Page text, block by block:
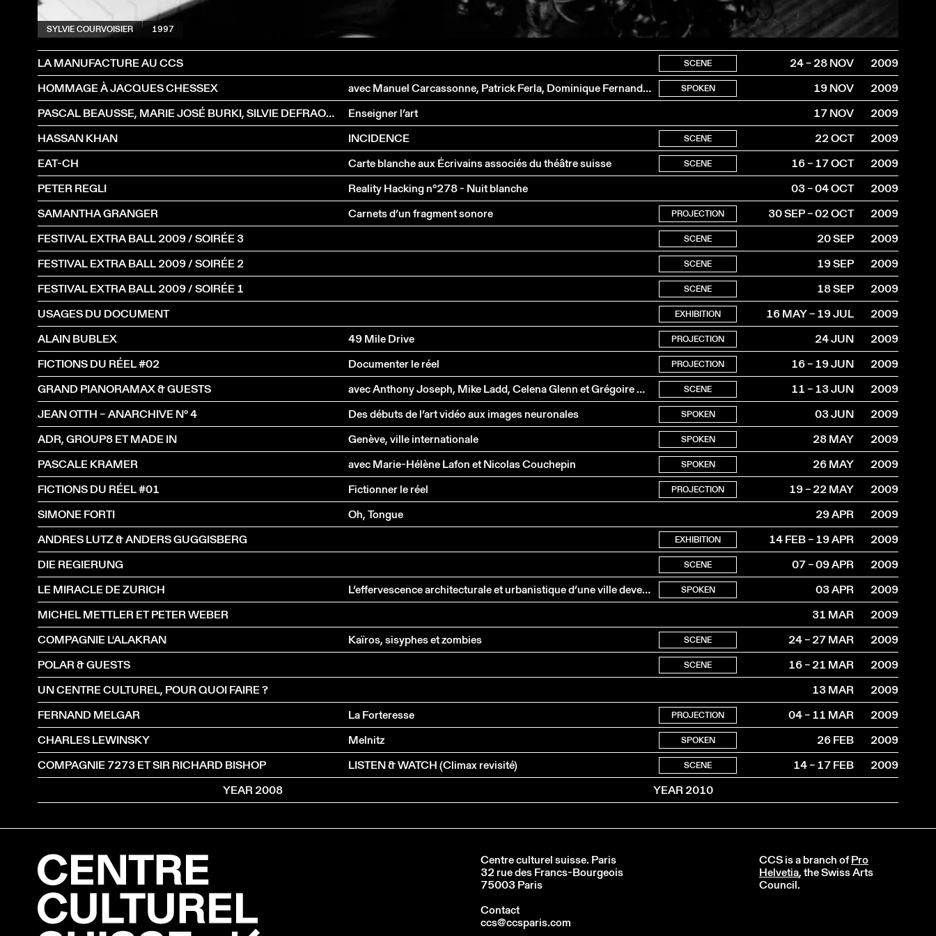
SYLVIE COURVOISIER 1997
LA MANUFACTURE AU CCS SCENE 24 – 28 NOV
2009
HOMMAGE À JACQUES CHESSEX
avec Manuel Carcassonne, Patrick Ferla, Dominique Fernandez et Jérôme Garcin SPOKEN 19 NOV
2009
PASCAL BEAUSSE, MARIE JOSÉ BURKI, SILVIE DEFRAOUI ET JEAN-JACQUES PASSERA
Enseigner l’art 17 NOV
2009
HASSAN KHAN
INCIDENCE SCENE 22 OCT
2009
EAT-CH
Carte blanche aux Écrivains associés du théâtre suisse SCENE 16 – 17 OCT
2009
PETER REGLI
Reality Hacking n°278 - Nuit blanche 03 – 04 OCT
2009
SAMANTHA GRANGER
Carnets d’un fragment sonore PROJECTION 30 SEP – 02 OCT
2009
FESTIVAL EXTRA BALL 2009 / SOIRÉE 3
SCENE 20 SEP
2009
FESTIVAL EXTRA BALL 2009 / SOIRÉE 2
SCENE 19 SEP
2009
FESTIVAL EXTRA BALL 2009 / SOIRÉE 1
SCENE 18 SEP
2009
USAGES DU DOCUMENT
EXHIBITION 16 MAY – 19 JUL
2009
ALAIN BUBLEX
49 Mile Drive PROJECTION 24 JUN
2009
FICTIONS DU RÉEL #02
Documenter le réel PROJECTION 16 – 19 JUN
2009
GRAND PIANORAMAX & GUESTS
avec Anthony Joseph, Mike Ladd, Celena Glenn et Grégoire Maret SCENE 11 – 13 JUN
2009
JEAN OTTH – ANARCHIVE N° 4
Des débuts de l’art vidéo aux images neuronales SPOKEN 03 JUN
2009
ADR, GROUP8 ET MADE IN
Genève, ville internationale SPOKEN 28 MAY
2009
PASCALE KRAMER
avec Marie-Hélène Lafon et Nicolas Couchepin SPOKEN 26 MAY
2009
FICTIONS DU RÉEL #01
Fictionner le réel PROJECTION 19 – 22 MAY
2009
SIMONE FORTI
Oh, Tongue 29 APR
2009
ANDRES LUTZ & ANDERS GUGGISBERG
EXHIBITION 14 FEB – 19 APR
2009
DIE REGIERUNG
SCENE 07 – 09 APR
2009
LE MIRACLE DE ZURICH
L’effervescence architecturale et urbanistique d’une ville devenue modèle SPOKEN 03 APR
2009
MICHEL METTLER ET PETER WEBER
31 MAR
2009
COMPAGNIE L'ALAKRAN
Kaïros, sisyphes et zombies SCENE 24 – 27 MAR
2009
POLAR & GUESTS
SCENE 16 – 21 MAR
2009
UN CENTRE CULTUREL, POUR QUOI FAIRE ?
13 MAR
2009
FERNAND MELGAR
La Forteresse PROJECTION 04 – 11 MAR
2009
CHARLES LEWINSKY
Melnitz SPOKEN 26 FEB
2009
COMPAGNIE 7273 ET SIR RICHARD BISHOP
LISTEN & WATCH (Climax revisité) SCENE 14 – 17 FEB
2009
YEAR 2008
YEAR 2010
Centre culturel suisse. Paris
32 rue des Francs-Bourgeois
75003 Paris
Contact
ccs@ccsparis.com
CCS is a branch ofPro
Helvetia, the Swiss Arts
Council.